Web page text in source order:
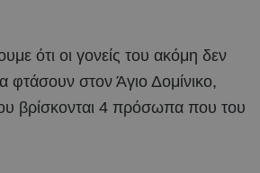
ότι οι γονείς του ακόμη δεν
φτάσουν στον Άγιο Δομίνικο,
βρίσκονται 4 πρόσωπα που του